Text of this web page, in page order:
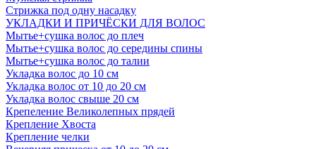
Стрижка под одну насадку
УКЛАДКИ И ПРИЧЁСКИ ДЛЯ ВОЛОС
Мытье+сушка волос до плеч
Мытье+сушка волос до середины спины
Мытье+сушка волос до талии
Укладка волос до 10 см
Укладка волос от 10 до 20 см
Укладка волос свыше 20 см
Крепеление Великолепных прядей
Крепление Хвоста
Крепление челки